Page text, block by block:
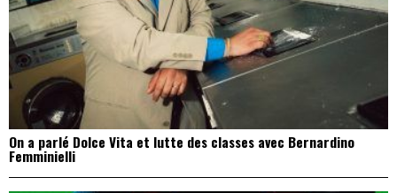
On a parlé Dolce Vita et lutte des classes avec Bernardino
Femminielli